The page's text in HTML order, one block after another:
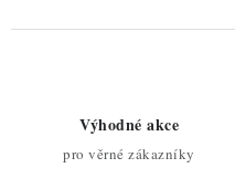
Výhodné akce
pro věrné zákazníky